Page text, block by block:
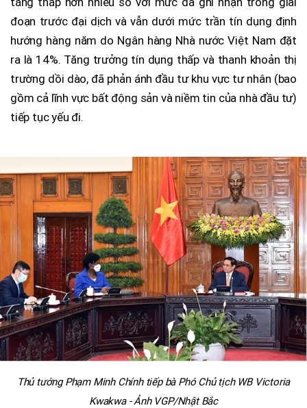
đoạn trước đại dịch và vẫn dưới mức trần tín dụng định
hướng hàng năm do Ngân hàng Nhà nước Việt Nam đặt
ra là 14%. Tăng trưởng tín dụng thấp và thanh khoản thị
trường dồi dào, đã phản ánh đầu tư khu vực tư nhân (bao
gồm cả lĩnh vực bất động sản và niềm tin của nhà đầu tư)
tiếp tục yếu đi.
Thủ tướng Phạm Minh Chính tiếp bà Phó Chủ tịch WB Victoria
Kwakwa - Ảnh VGP/Nhật Bắc